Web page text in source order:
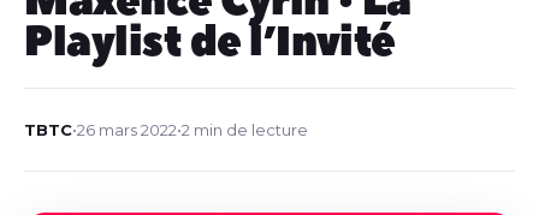
Playlist de l’Invité
TBTC•26 mars 2022•2 min de lecture